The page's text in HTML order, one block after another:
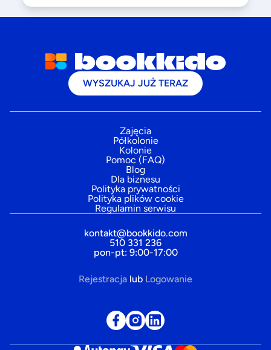
WYSZUKAJ JUŻ TERAZ
Zajęcia
Półkolonie
Kolonie
Pomoc (FAQ)
Blog
Dla biznesu
Polityka prywatności
Polityka plików cookie
Regulamin serwisu
kontakt@bookkido.com
510 331 236
pon-pt: 9:00-17:00
Rejestracja lub Logowanie